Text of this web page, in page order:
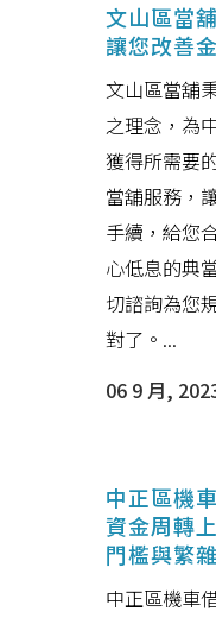
文山區當
讓您改善
文山區當舖
之理念，為
獲得所需要
當舖服務，
手續，給您
心低息的典
切諮詢為您
對了。...
06 9 月,
中正區機
資金周轉
門檻與繁
中正區機車